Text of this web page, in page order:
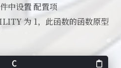
中设置 配置项
为 1，此函数的函数原型